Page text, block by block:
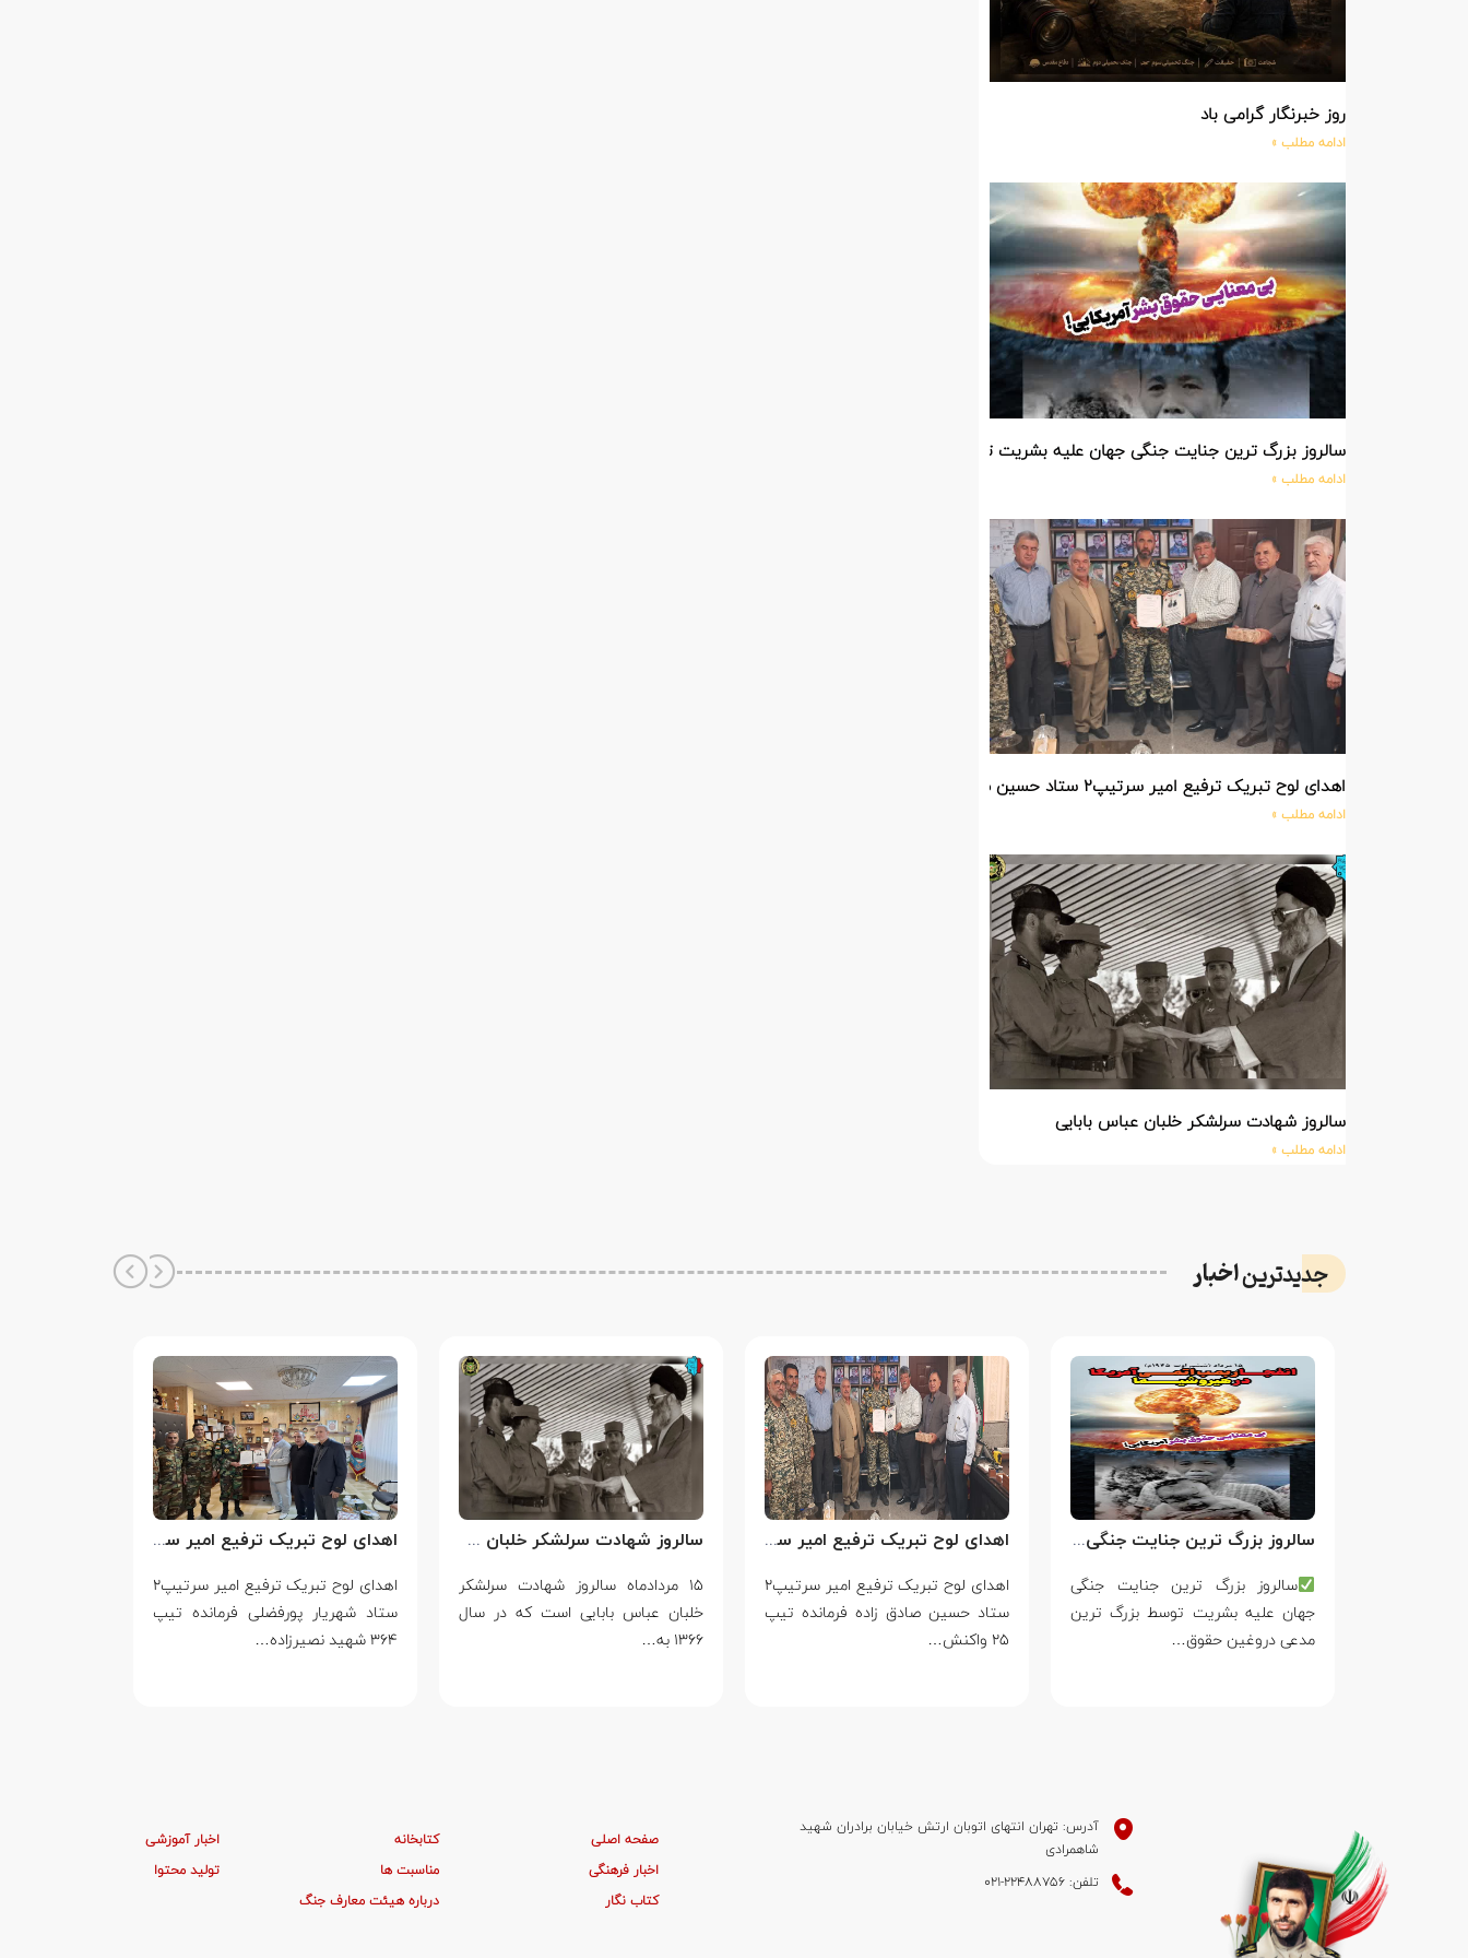
روز خبرنگار گرامی باد
ادامه مطلب »
سالروز بزرگ ترین جنایت جنگی جهان علیه بشریت توسط بزرگ ترین مدعی دروغین حقوق بشر
ادامه مطلب »
اهدای لوح تبریک ترفیع امیر سرتیپ۲ ستاد حسین صادق زاده فرمانده تیپ ۲۵ واکنش سریع شهید آبگون نزاجا مستقر در تبریز
ادامه مطلب »
سالروز شهادت سرلشکر خلبان عباس بابایی
ادامه مطلب »
جدیدتریناخبار
سالروز بزرگ ترین جنایت جنگی جهان علیه بشریت توسط بزرگ ترین مدعی دروغین حقوق بشر
سالروز بزرگ ترین جنایت جنگی
جهان علیه بشریت توسط بزرگ ترین
مدعی دروغین حقوق…
اهدای لوح تبریک ترفیع امیر سرتیپ۲ ستاد حسین صادق زاده فرمانده تیپ ۲۵ واکنش سریع شهید آبگون نزاجا مستقر در تبریز
اهدای لوح تبریک ترفیع امیر سرتیپ۲
ستاد حسین صادق زاده فرمانده تیپ
۲۵ واکنش…
سالروز شهادت سرلشکر خلبان عباس بابایی
۱۵ مردادماه سالروز شهادت سرلشکر
خلبان عباس بابایی است که در سال
۱۳۶۶ به…
اهدای لوح تبریک ترفیع امیر سرتیپ۲ ستاد شهریار پورفضلی فرمانده تیپ ۳۶۴ شهید نصیرزاده نزاجا مستقر در مهاباد
اهدای لوح تبریک ترفیع امیر سرتیپ۲
ستاد شهریار پورفضلی فرمانده تیپ
۳۶۴ شهید نصیرزاده…
آدرس: تهران انتهای اتوبان ارتش خیابان برادران شهید
شاهمرادی
تلفن: 22488756-021
صفحه اصلی کتابخانه
اخبار آموزشی
اخبار فرهنگی
مناسبت ها
تولید محتوا
کتاب نگار
درباره هیئت معارف جنگ